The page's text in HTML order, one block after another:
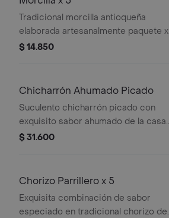
Tradicional morcilla antioqueña
elaborada artesanalmente paquete x
5 unidades, 500 g.
$ 14.850
Chicharrón Ahumado Picado
Suculento chicharrón picado con
exquisito sabor ahumado de la casa.
500 g.
$ 31.600
Chorizo Parrillero x 5
Exquisita combinación de sabor
especiado en tradicional chorizo de